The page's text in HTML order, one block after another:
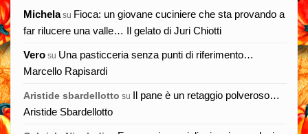
Michelasu Fioca: un giovane cuciniere che sta provando a
far rilucere una valle… Il gelato di Juri Chiotti
Vero su Una pasticceria senza punti di riferimento…
Marcello Rapisardi
Aristide sbardellotto su Il pane è un retaggio polveroso…
Aristide Sbardellotto